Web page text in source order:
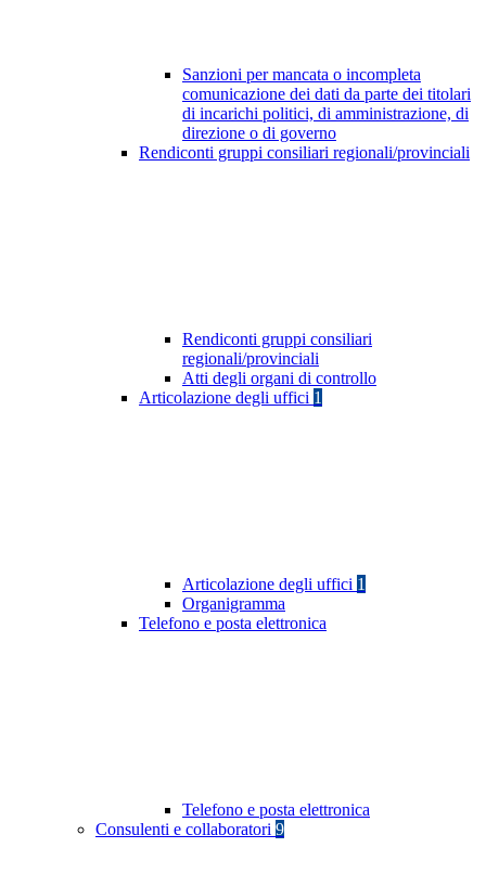
Sanzioni per mancata o incompleta
comunicazione dei dati da parte dei titolari
di incarichi politici, di amministrazione, di
direzione o di governo
Rendiconti gruppi consiliari regionali/provinciali
Rendiconti gruppi consiliari
regionali/provinciali
Atti degli organi di controllo
Articolazione degli uffici 1
Articolazione degli uffici 1
Organigramma
Telefono e posta elettronica
Telefono e posta elettronica
Consulenti e collaboratori 9